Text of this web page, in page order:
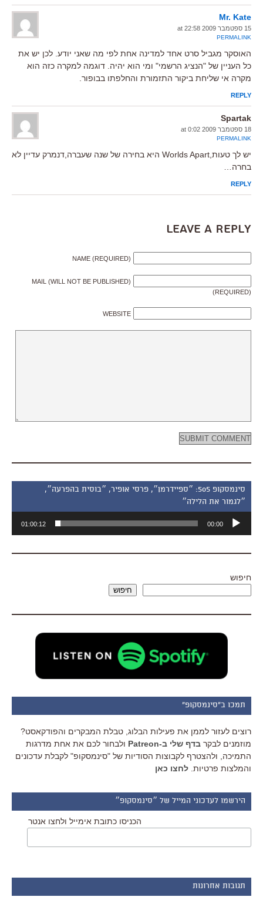
Mr. Kate
15 ספטמבר 2009 at 22:58
PERMALINK
האוסקר מגביל סרט אחד למדינה אחת לפי מה שאני יודע. לכן יש את
כל העניין של "הנציג הרשמי" ומי הוא יהיה. דוגמה למקרה כזה הוא
מקרה אי שליחת ביקור התזמורת והחלפתו בבופור.
REPLY
Spartak
18 ספטמבר 2009 at 0:02
PERMALINK
יש לך טעות,Worlds Apart היא בחירה של שנה שעברה,דנמרק עדיין לא
בחרה…
REPLY
Leave a Reply
NAME (REQUIRED)
MAIL (WILL NOT BE PUBLISHED)
(REQUIRED)
WEBSITE
סינמסקופ 505: ״ספיידרמן״, פרסי אופיר, ״בוסית בהפרעה״,
״לגמור את הלילה״
אודיו
00:00
01:00:12
חיפוש
חיפוש
תמכו ב"סינמסקופ"
רוצים לעזור לממן את פעילות הבלוג, טבלת המבקרים והפודקאסט?
מוזמנים לבקר בדף שלי ב-Patreon
ולבחור לכם את אחת מדרגות
התמיכה, ולהצטרף לקבוצות הסודיות של "סינמסקופ" לקבלת עדכונים
והמלצות פרטיות. לחצו כאן
הירשמו לעדכוני המייל של ״סינמסקופ״
הכניסו כתובת אימייל ולחצו אנטר
תגובות אחרונות